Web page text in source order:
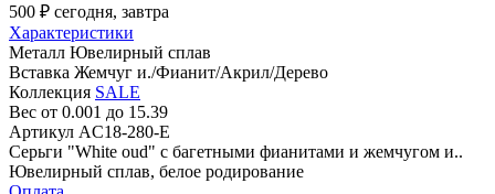
500 ₽ сегодня, завтра
Характеристики
Металл Ювелирный сплав
Вставка Жемчуг и./Фианит/Акрил/Дерево
Коллекция SALE
Вес от 0.001 до 15.39
Артикул AC18-280-E
Серьги "White oud" с багетными фианитами и жемчугом и..
Ювелирный сплав, белое родирование